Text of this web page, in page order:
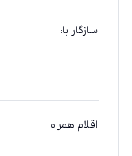
سازگار با:
اقلام همراه: